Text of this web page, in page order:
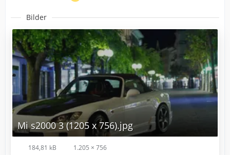
Bilder
Mi s2000 3 (1205 x 756).jpg
184,81 kB 1.205 × 756